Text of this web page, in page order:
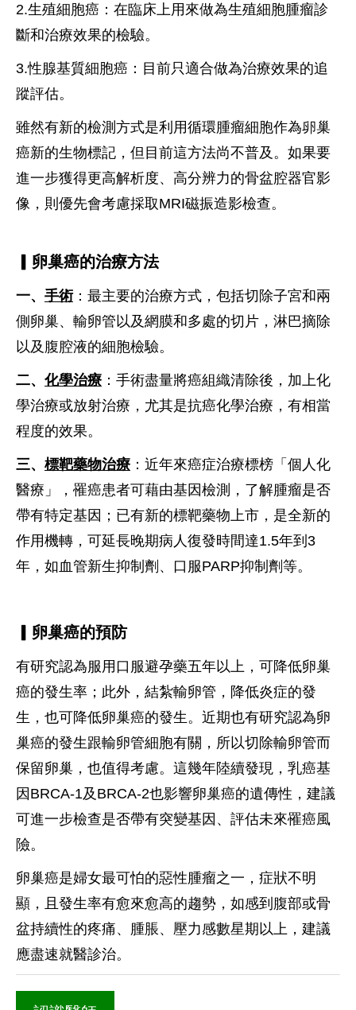
2.生殖細胞癌：在臨床上用來做為生殖細胞腫瘤診
斷和治療效果的檢驗。
3.性腺基質細胞癌：目前只適合做為治療效果的追
蹤評估。
雖然有新的檢測方式是利用循環腫瘤細胞作為卵巢
癌新的生物標記，但目前這方法尚不普及。如果要
進一步獲得更高解析度、高分辨力的骨盆腔器官影
像，則優先會考慮採取MRI磁振造影檢查。
▎卵巢癌的治療方法
一、 手術：最主要的治療方式，包括切除子宮和兩
側卵巢、輸卵管以及網膜和多處的切片，淋巴摘除
以及腹腔液的細胞檢驗。
二、 化學治療 ：手術盡量將癌組織清除後，加上化
學治療或放射治療，尤其是抗癌化學治療，有相當
程度的效果。
三、 標靶藥物治療 ：近年來癌症治療標榜「個人化
醫療」，罹癌患者可藉由基因檢測，了解腫瘤是否
帶有特定基因；已有新的標靶藥物上市，是全新的
作用機轉，可延長晚期病人復發時間達1.5年到3
年，如血管新生抑制劑、口服PARP抑制劑等。
▎卵巢癌的預防
有研究認為服用口服避孕藥五年以上，可降低卵巢
癌的發生率；此外，結紮輸卵管，降低炎症的發
生，也可降低卵巢癌的發生。近期也有研究認為卵
巢癌的發生跟輸卵管細胞有關，所以切除輸卵管而
保留卵巢，也值得考慮。這幾年陸續發現，乳癌基
因BRCA-1及BRCA-2也影響卵巢癌的遺傳性，建議
可進一步檢查是否帶有突變基因、評估未來罹癌風
險。
卵巢癌是婦女最可怕的惡性腫瘤之一，症狀不明
顯，且發生率有愈來愈高的趨勢，如感到腹部或骨
盆持續性的疼痛、腫脹、壓力感數星期以上，建議
應盡速就醫診治。